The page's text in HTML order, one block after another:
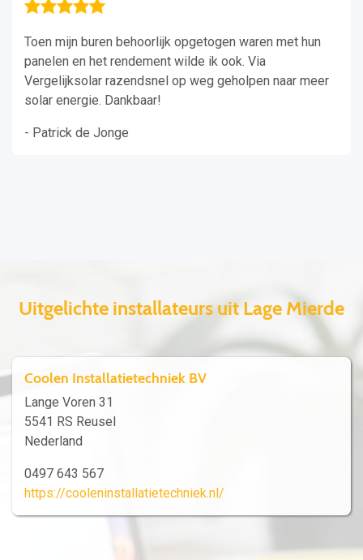
Toen mijn buren behoorlijk opgetogen waren met hun
panelen en het rendement wilde ik ook. Via
Vergelijksolar razendsnel op weg geholpen naar meer
solar energie. Dankbaar!
- Patrick de Jonge
Uitgelichte installateurs uit Lage Mierde
Coolen Installatietechniek BV
Lange Voren 31
5541 RS Reusel
Nederland
0497 643 567
https://cooleninstallatietechniek.nl/